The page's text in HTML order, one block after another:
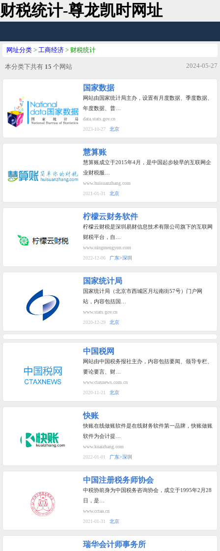
财税统计-尊龙凯时网址
网址分类 > 工商经济 > 财税统计
本分类下共有 15 个网站 2024-05-27
国家数据
网站由国家统计局主办，设置有月度数据、季度数据、
年度数据、普…
data.stats.gov.cn
2023-10-27
北京
慧算账
慧算账成立于2015年4月，是中国起步较早的互联网企
业财税服…
www.huisuanzhang.com
2021-01-31
北京
柠檬云财务软件
柠檬云财税是深圳易财信息技术有限公司旗下的互联网
财税平台，自…
www.ningmengyun.com
2022-12-06
广东>深圳
国家统计局
国家统计局（北京市西城区月坛南街57号）门户网
站，内容包括国…
www.stats.gov.cn
2020-12-29
北京
中国税网
网站由中国税务报社主办，内容包括要闻、领导专栏、
要论要言、财…
www.ctaxnews.com.cn
2020-11-21
北京
快账
快账在线做账软件是在线财务软件第一品牌，快账做账
软件为会计提…
www.kuaizhang.com
2022-01-01
广东>深圳
中国注册税务师协会
中税协前身为中国税务咨询协会，成立于1995年2月28
日，是…
www.cctaa.cn
2021-01-31
北京
瑞华会计师事务所